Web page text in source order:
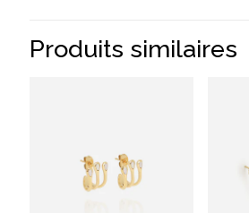
Produits similaires